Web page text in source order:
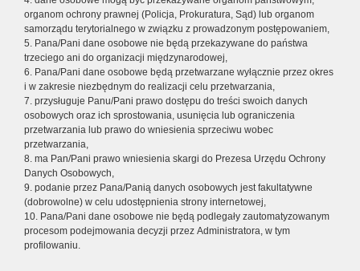
organom ochrony prawnej (Policja, Prokuratura, Sąd) lub organom
samorządu terytorialnego w związku z prowadzonym postępowaniem,
5. Pana/Pani dane osobowe nie będą przekazywane do państwa
trzeciego ani do organizacji międzynarodowej,
6. Pana/Pani dane osobowe będą przetwarzane wyłącznie przez okres
i w zakresie niezbędnym do realizacji celu przetwarzania,
7. przysługuje Panu/Pani prawo dostępu do treści swoich danych
osobowych oraz ich sprostowania, usunięcia lub ograniczenia
przetwarzania lub prawo do wniesienia sprzeciwu wobec
przetwarzania,
8. ma Pan/Pani prawo wniesienia skargi do Prezesa Urzędu Ochrony
Danych Osobowych,
9. podanie przez Pana/Panią danych osobowych jest fakultatywne
(dobrowolne) w celu udostępnienia strony internetowej,
10. Pana/Pani dane osobowe nie będą podlegały zautomatyzowanym
procesom podejmowania decyzji przez Administratora, w tym
profilowaniu.